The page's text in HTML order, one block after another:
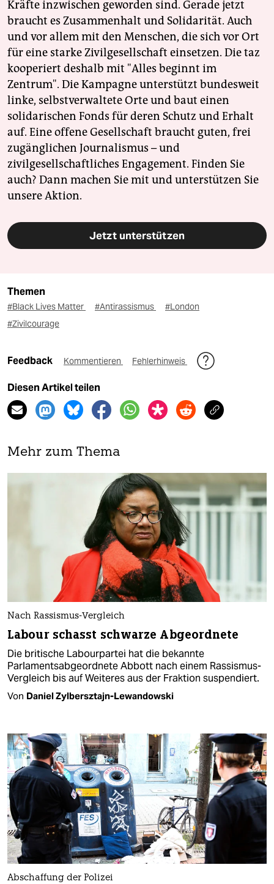
Kräfte inzwischen geworden sind. Gerade jetzt
braucht es Zusammenhalt und Solidarität. Auch
und vor allem mit den Menschen, die sich vor Ort
für eine starke Zivilgesellschaft einsetzen. Die taz
kooperiert deshalb mit "Alles beginnt im
Zentrum". Die Kampagne unterstützt bundesweit
linke, selbstverwaltete Orte und baut einen
solidarischen Fonds für deren Schutz und Erhalt
auf. Eine offene Gesellschaft braucht guten, frei
zugänglichen Journalismus – und
zivilgesellschaftliches Engagement. Finden Sie
auch? Dann machen Sie mit und unterstützen Sie
unsere Aktion.
Jetzt unterstützen
Themen
#Black Lives Matter #Antirassismus
#London
#Zivilcourage
Feedback Kommentieren Fehlerhinweis
Diesen Artikel teilen
Mehr zum Thema
Nach Rassismus-Vergleich
Labour schasst schwarze Abgeordnete
Die britische Labourpartei hat die bekannte
Parlamentsabgeordnete Abbott nach einem Rassismus-
Vergleich bis auf Weiteres aus der Fraktion suspendiert.
Von Daniel Zylbersztajn-Lewandowski
Abschaffung der Polizei